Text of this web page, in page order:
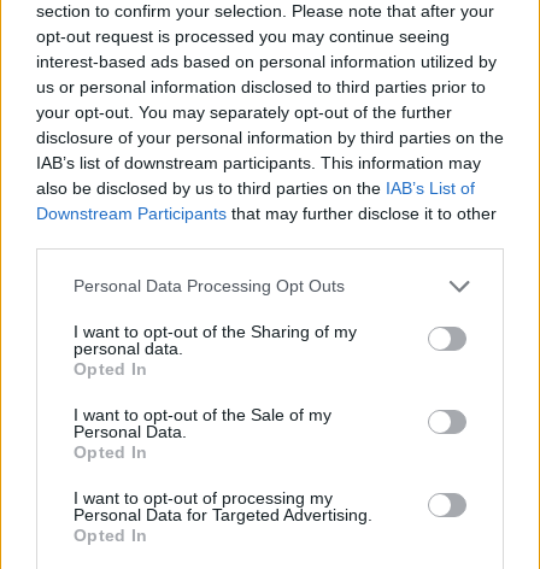
section to confirm your selection. Please note that after your
opt-out request is processed you may continue seeing
interest-based ads based on personal information utilized by
us or personal information disclosed to third parties prior to
your opt-out. You may separately opt-out of the further
disclosure of your personal information by third parties on the
IAB’s list of downstream participants. This information may
also be disclosed by us to third parties on the IAB’s List of
Downstream Participants that may further disclose it to other
Personal Data Processing Opt Outs
I want to opt-out of the Sharing of my
personal data.
Opted In
I want to opt-out of the Sale of my
Personal Data.
Opted In
I want to opt-out of processing my
Personal Data for Targeted Advertising.
Opted In